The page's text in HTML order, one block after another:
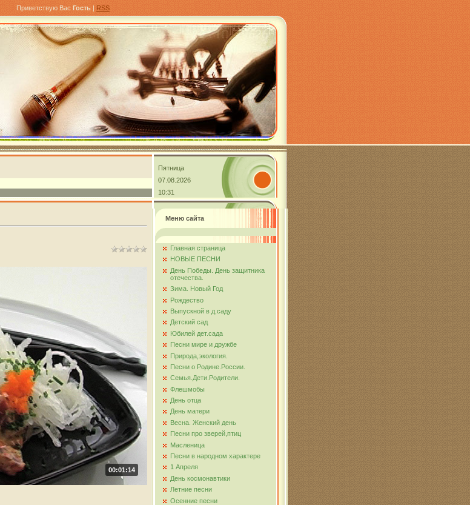
Приветствую Вас Гость | RSS
Пятница
07.08.2026
10:31
00:01:14
Меню сайта
Главная страница
НОВЫЕ ПЕСНИ
День Победы. День защитника
отечества.
Зима. Новый Год
Рождество
Выпускной в д.саду
Детский сад
Юбилей дет.сада
Песни мире и дружбе
Природа,экология.
Песни о Родине.России.
Семья.Дети.Родители.
Флешмобы
День отца
День матери
Весна. Женский день
Песни про зверей,птиц
Масленица
Песни в народном характере
1 Апреля
День космонавтики
Летние песни
Осенние песни